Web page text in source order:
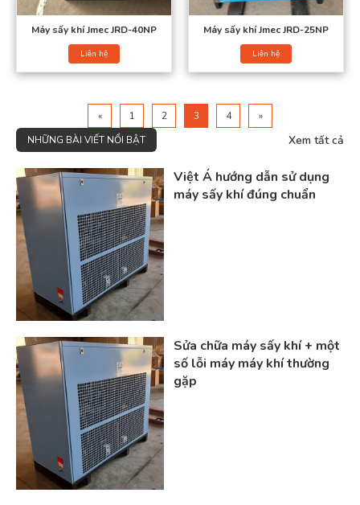
động luân phiên: trong khi một bình thực hiện nhiệm vụ hấp thụ
hơi nước trong khí nén, thì bình còn lại sẽ trải qua quá trình tái
sinh – xả bỏ lượng hơi nước đã hấp thụ để phục hồi khả năng hút
ẩm cho chu kỳ kế tiếp.
Khả năng tách nước cao, phù hợp với yêu cầu khí nén khô
sâu.
Hiệu suất làm việc cao, có thể đạt tới 99%.
Nhược điểm:
Chi phí đầu tư ban đầu lớn.
Chi phí vận hành và bảo trì cao, đặc biệt là việc thay thế hạt
hút ẩm theo định kỳ.
Máy sấy khí Jmec JRD-40NP
Liên hệ
Máy sấy khí Jmec JRD-25NP
Liên hệ
« 1 2 3 4
»
NHỮNG BÀI VIẾT NỔI BẬT
Xem tất cả
Việt Á hướng dẫn sử dụng
máy sấy khí đúng chuẩn
Sửa chữa máy sấy khí + một
số lỗi máy máy khí thường
gặp